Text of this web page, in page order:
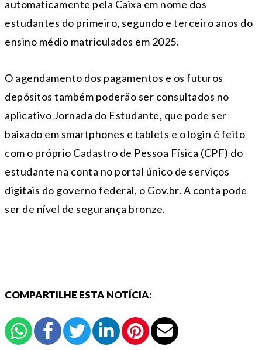
automaticamente pela Caixa em nome dos
estudantes do primeiro, segundo e terceiro anos do
ensino médio matriculados em 2025.
O agendamento dos pagamentos e os futuros
depósitos também poderão ser consultados no
aplicativo Jornada do Estudante, que pode ser
baixado em smartphones e tablets e o login é feito
com o próprio Cadastro de Pessoa Física (CPF) do
estudante na conta no portal único de serviços
digitais do governo federal, o Gov.br. A conta pode
ser de nível de segurança bronze.
COMPARTILHE ESTA NOTÍCIA: